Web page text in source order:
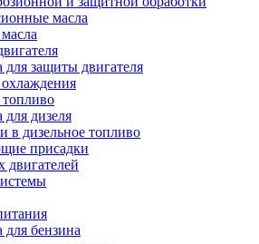
масла
защиты двигателя
дизеля
в дизельное топливо
присадки
двигателей
для бензина